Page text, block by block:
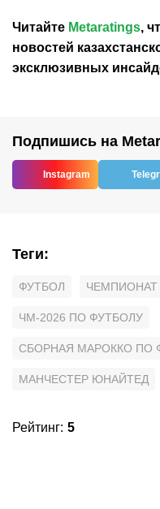
Читайте Metaratings,
новостей
эксклюзивных
Подпишись на
Instagram
Теги:
ФУТБОЛ
ЧМ-2026 ПО ФУТБОЛУ
СБОРНАЯ МАРОККО ПО
МАНЧЕСТЕР ЮНАЙТЕД
Рейтинг: 5